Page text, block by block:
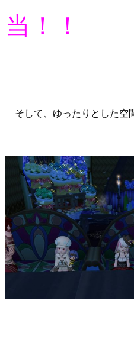
当！！
そして、ゆったりとした空